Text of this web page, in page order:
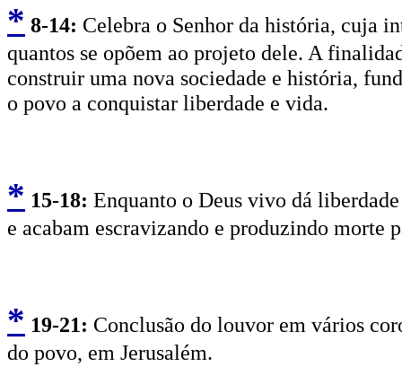
* 8-14: Celebra o Senhor da história, cuja
quantos se opõem ao projeto dele. A
construir uma nova sociedade e história,
o povo a conquistar liberdade e vida.
* 15-18: Enquanto o Deus vivo dá
e acabam escravizando e produzindo morte
* 19-21: Conclusão do louvor em vários
do povo, em Jerusalém.